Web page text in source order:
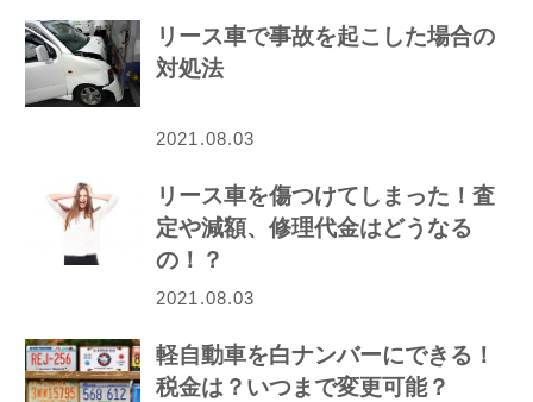
リース車で事故を起こした場合の
対処法
2021.08.03
リース車を傷つけてしまった！査
定や減額、修理代金はどうなる
の！？
2021.08.03
軽自動車を白ナンバーにできる！
税金は？いつまで変更可能？